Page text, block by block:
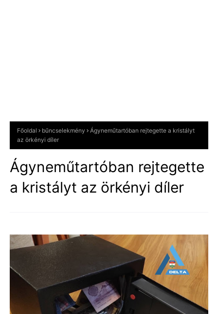
Főoldal bűncselekmény
Ágyneműtartóban rejtegette a kristályt
az örkényi díler
Ágyneműtartóban rejtegette
a kristályt az örkényi díler